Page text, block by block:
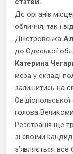
статей.
До органів
обличчя, так і
Дністровська
до Одеської
Катерина
мера у складі
залишитись на
голова
Реєстрація ще
зі своїми
з’являється все